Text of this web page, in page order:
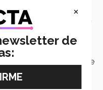
maestros y papás para
ambiente. Eso es
es un
César Cruz, profesor de
Gobierno y
×
de